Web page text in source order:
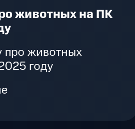
животных на ПК
про животных
году